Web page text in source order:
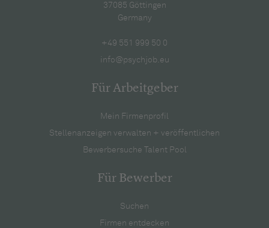
37085 Göttingen
Germany
+49 551 999 50 0
info@psychjob.eu
Für Arbeitgeber
Mein Firmenprofil
Stellenanzeigen verwalten + veröffentlichen
Bewerbersuche Talent Pool
Für Bewerber
Suchen
Firmen entdecken